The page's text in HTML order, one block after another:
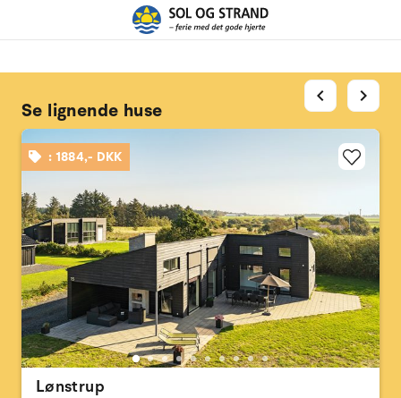
Se lignende huse
: 1884,- DKK
Lønstrup
chevron_left chevron_right